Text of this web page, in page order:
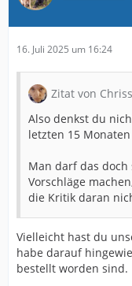
16. Juli 2025 um 16:24
Zitat von
Also denkst du
letzten 15
Man darf das
Vorschläge
die Kritik daran
Vielleicht hast du
habe darauf
bestellt worden sind.